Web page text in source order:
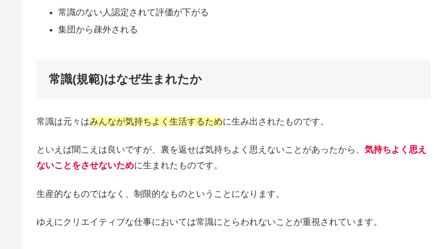
常識のない人認定されて評価が下がる
集団から疎外される
常識(規範)はなぜ生まれたか
常識は元々はみんなが気持ちよく生活するために生み出されたものです。
といえば聞こえは良いですが、裏を返せば気持ちよく思えないことがあったから、 気持ちよく思え
ないことをさせないために生まれたものです。
生産的なものではなく、制限的なものということになります。
ゆえにクリエイティブな仕事においては常識にとらわれないことが重視されています。